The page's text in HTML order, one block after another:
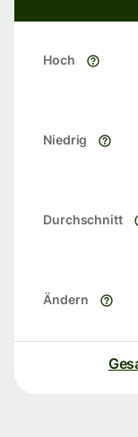
Hoch
Niedrig
Durchschnitt
Ändern